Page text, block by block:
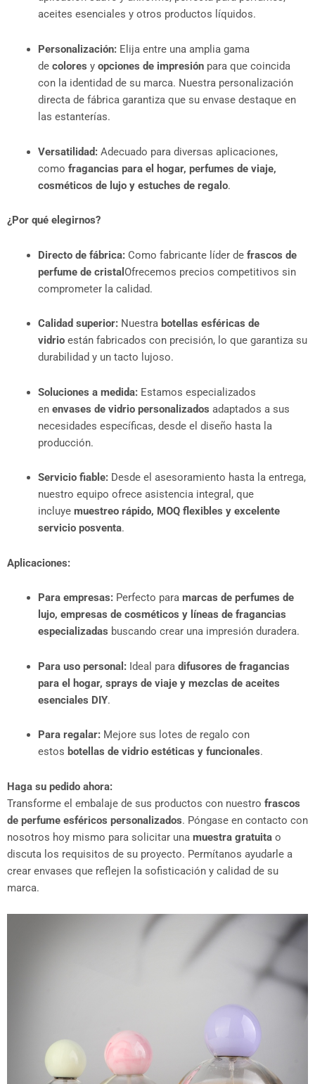
aceites esenciales y otros productos líquidos.
Personalización:Elija entre una amplia gama
de colores y opciones de impresiónpara que coincida
con la identidad de su marca. Nuestra personalización
directa de fábrica garantiza que su envase destaque en
las estanterías.
Versatilidad:Adecuado para diversas aplicaciones,
como fragancias para el hogar, perfumes de viaje,
cosméticos de lujo y estuches de regalo.
¿Por qué elegirnos?
Directo de fábrica:Como fabricante líder de frascos de
perfume de cristal Ofrecemos precios competitivos sin
comprometer la calidad.
Calidad superior:Nuestra botellas esféricas de
vidrioestán fabricados con precisión, lo que garantiza su
durabilidad y un tacto lujoso.
Soluciones a medida:Estamos especializados
en envases de vidrio personalizados adaptados a sus
necesidades específicas, desde el diseño hasta la
producción.
Servicio fiable:Desde el asesoramiento hasta la entrega,
nuestro equipo ofrece asistencia integral, que
incluye muestreo rápido, MOQ flexibles y excelente
servicio posventa.
Aplicaciones:
Para empresas:Perfecto para marcas de perfumes de
lujo, empresas de cosméticos y líneas de fragancias
especializadas buscando crear una impresión duradera.
Para uso personal:Ideal para difusores de fragancias
para el hogar, sprays de viaje y mezclas de aceites
esenciales DIY.
Para regalar:Mejore sus lotes de regalo con
estos botellas de vidrio estéticas y funcionales.
Haga su pedido ahora:
Transforme el embalaje de sus productos con nuestro frascos
de perfume esféricos personalizados. Póngase en contacto con
nosotros hoy mismo para solicitar una muestra gratuita o
discuta los requisitos de su proyecto. Permítanos ayudarle a
crear envases que reflejen la sofisticación y calidad de su
marca.